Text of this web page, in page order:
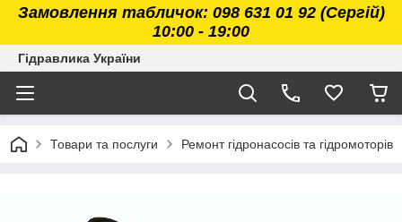
Замовлення табличок: 098 631 01 92 (Сергій)
10:00 - 19:00
Гідравлика України
Товари та послуги Ремонт гідронасосів та гідромоторів